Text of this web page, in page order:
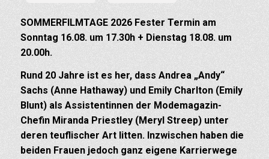
SOMMERFILMTAGE 2026 Fester Termin am
Sonntag 16.08. um 17.30h + Dienstag 18.08. um
20.00h.
Rund 20 Jahre ist es her, dass Andrea „Andy“
Sachs (Anne Hathaway) und Emily Charlton (Emily
Blunt) als Assistentinnen der Modemagazin-
Chefin Miranda Priestley (Meryl Streep) unter
deren teuflischer Art litten. Inzwischen haben die
beiden Frauen jedoch ganz eigene Karrierwege